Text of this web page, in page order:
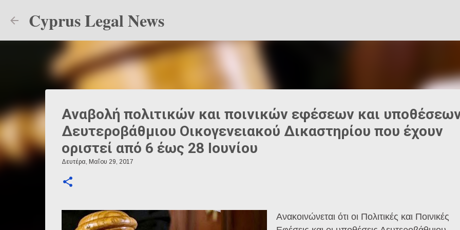
Cyprus Legal News
Αναβολή πολιτικών και ποινικών εφέσεων και
Δευτεροβάθμιου Οικογενειακού Δικαστηρίου που έχουν
οριστεί από 6 έως 28 Ιουνίου
Δευτέρα, Μαΐου 29, 2017
Ανακοινώνεται ότι οι Πολιτικές και Ποινικές